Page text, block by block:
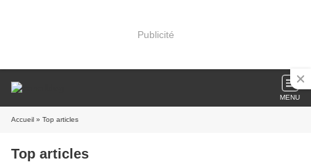
Publicité
MENU
Accueil » Top articles
Top articles